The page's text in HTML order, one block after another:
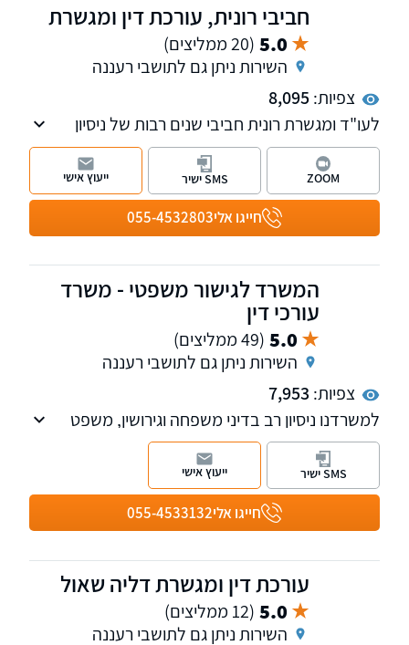
חביבי רונית, עורכת דין ומגשרת
5.0 (20 ממליצים)
השירות ניתן גם לתושבי רעננה
צפיות:8,095
לעו"ד ומגשרת רונית חביבי שנים רבות של ניסיון
מעשי בדיני העבודה וניסיון עשיר של למעלה
מעשור בתחום דיני המשפחה והגירושין
חייגו אלי055-4532803
ZOOM SMS ישיר ייעוץ אישי
המשרד לגישור משפטי - משרד
עורכי דין
5.0 (49 ממליצים)
השירות ניתן גם לתושבי רעננה
צפיות: 7,953
למשרדנו ניסיון רב בדיני משפחה וגירושין, משפט
אזרחי, משפט מסחרי, פירוק שיתוף, הוצל"פ,
חדלות פירעון, יעילות ומקצוענות!
חייגו אלי055-4533132
SMS ישיר ייעוץ אישי
עורכת דין ומגשרת דליה שאול
5.0 (12 ממליצים)
השירות ניתן גם לתושבי רעננה